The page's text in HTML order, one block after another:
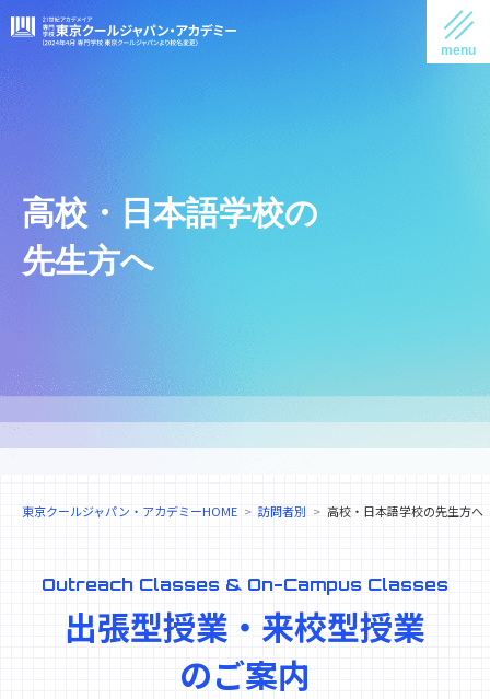
高校・日本語学校の
先生方へ
東京クールジャパン・アカデミーHOME 訪問者別 高校・日本語学校の先生方へ
Outreach Classes & On-Campus Classes
出張型授業・来校型授業
のご案内